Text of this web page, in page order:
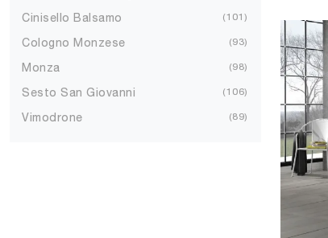
Cinisello Balsamo 101
Cologno Monzese 93
Monza 98
Sesto San Giovanni 106
Vimodrone 89